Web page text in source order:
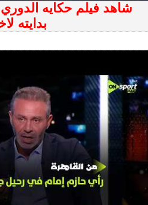
شاهد فيلم حكايه
بدايته